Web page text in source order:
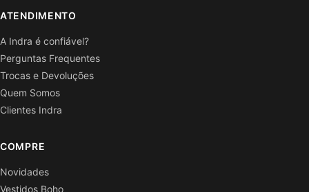
ATENDIMENTO
A Indra é confiável?
Perguntas Frequentes
Trocas e Devoluções
Quem Somos
Clientes Indra
COMPRE
Novidades
Vestidos Boho